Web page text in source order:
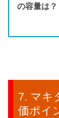
の容量は？
マキ
価ポイ